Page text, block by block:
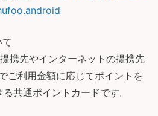
携先やインターネットの提携先
ご利用金額に応じてポイントを
共通ポイントカードです。